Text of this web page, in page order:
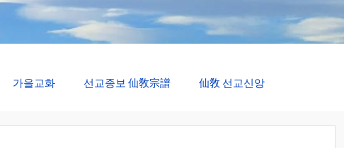
가을교화 선교종보 仙敎宗譜 仙敎 선교신앙